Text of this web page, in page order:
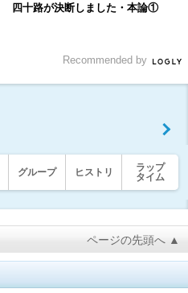
四十路が決断しました・本論①
Recommended by
グループ ヒストリ
ラップ
タイム
ページの先頭へ ▲